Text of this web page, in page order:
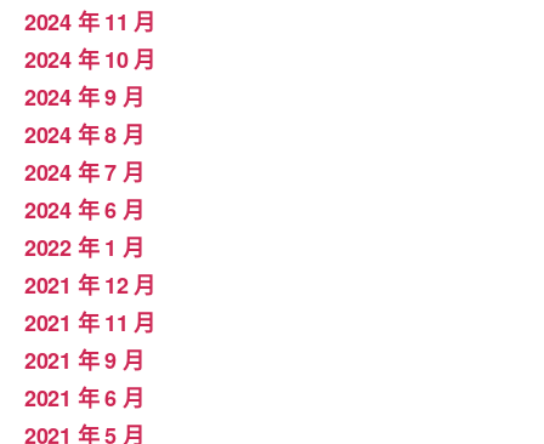
2024 年 11 月
2024 年 10 月
2024 年 9 月
2024 年 8 月
2024 年 7 月
2024 年 6 月
2022 年 1 月
2021 年 12 月
2021 年 11 月
2021 年 9 月
2021 年 6 月
2021 年 5 月